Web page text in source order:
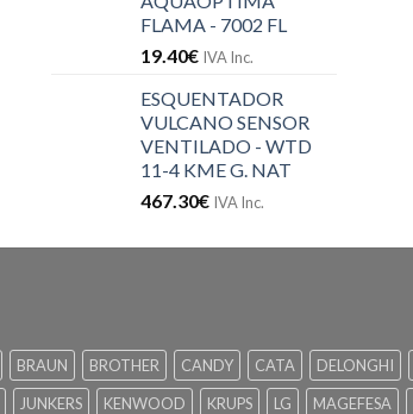
FLAMA - 7002 FL
19.40€ IVA Inc.
ESQUENTADOR
VULCANO SENSOR
VENTILADO - WTD
11-4 KME G. NAT
467.30€ IVA Inc.
BRAUN BROTHER CANDY CATA DELONGHI
JUNKERS KENWOOD KRUPS LG MAGEFESA